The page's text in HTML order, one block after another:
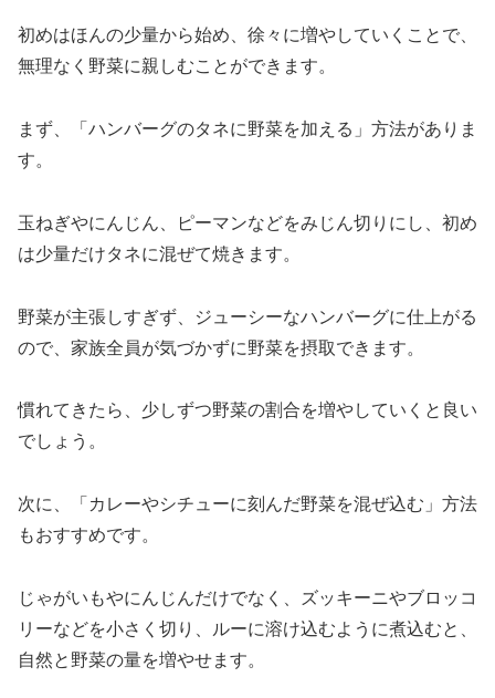
初めはほんの少量から始め、徐々に増やしていくことで、
無理なく野菜に親しむことができます。
まず、「ハンバーグのタネに野菜を加える」方法がありま
す。
玉ねぎやにんじん、ピーマンなどをみじん切りにし、初め
は少量だけタネに混ぜて焼きます。
野菜が主張しすぎず、ジューシーなハンバーグに仕上がる
ので、家族全員が気づかずに野菜を摂取できます。
慣れてきたら、少しずつ野菜の割合を増やしていくと良い
でしょう。
次に、「カレーやシチューに刻んだ野菜を混ぜ込む」方法
もおすすめです。
じゃがいもやにんじんだけでなく、ズッキーニやブロッコ
リーなどを小さく切り、ルーに溶け込むように煮込むと、
自然と野菜の量を増やせます。